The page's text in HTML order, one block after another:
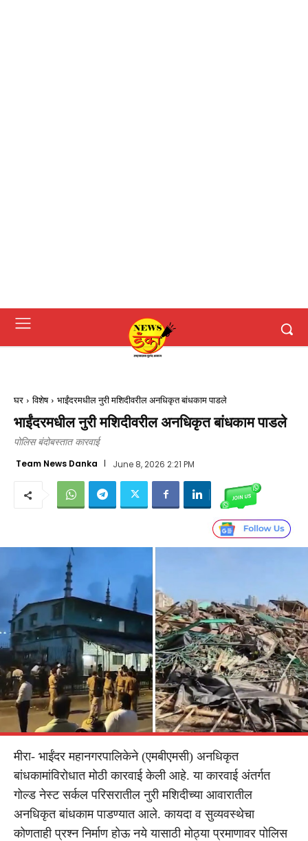
घर विशेष भाईंदरमधील नुरी मशिदीवरील अनधिकृत बांधकाम पाडले
भाईंदरमधील नुरी मशिदीवरील अनधिकृत बांधकाम पाडले
पोलिस बंदोबस्तात कारवाई
Team News Danka June 8, 2026 2:21 PM
मीरा- भाईंदर महानगरपालिकेने (एमबीएमसी) अनधिकृत
बांधकामांविरोधात मोठी कारवाई केली आहे. या कारवाई अंतर्गत
गोल्ड नेस्ट सर्कल परिसरातील नुरी मशिदीच्या आवारातील
अनधिकृत बांधकाम पाडण्यात आले. कायदा व सुव्यवस्थेचा
कोणताही प्रश्न निर्माण होऊ नये यासाठी मोठ्या प्रमाणावर पोलिस